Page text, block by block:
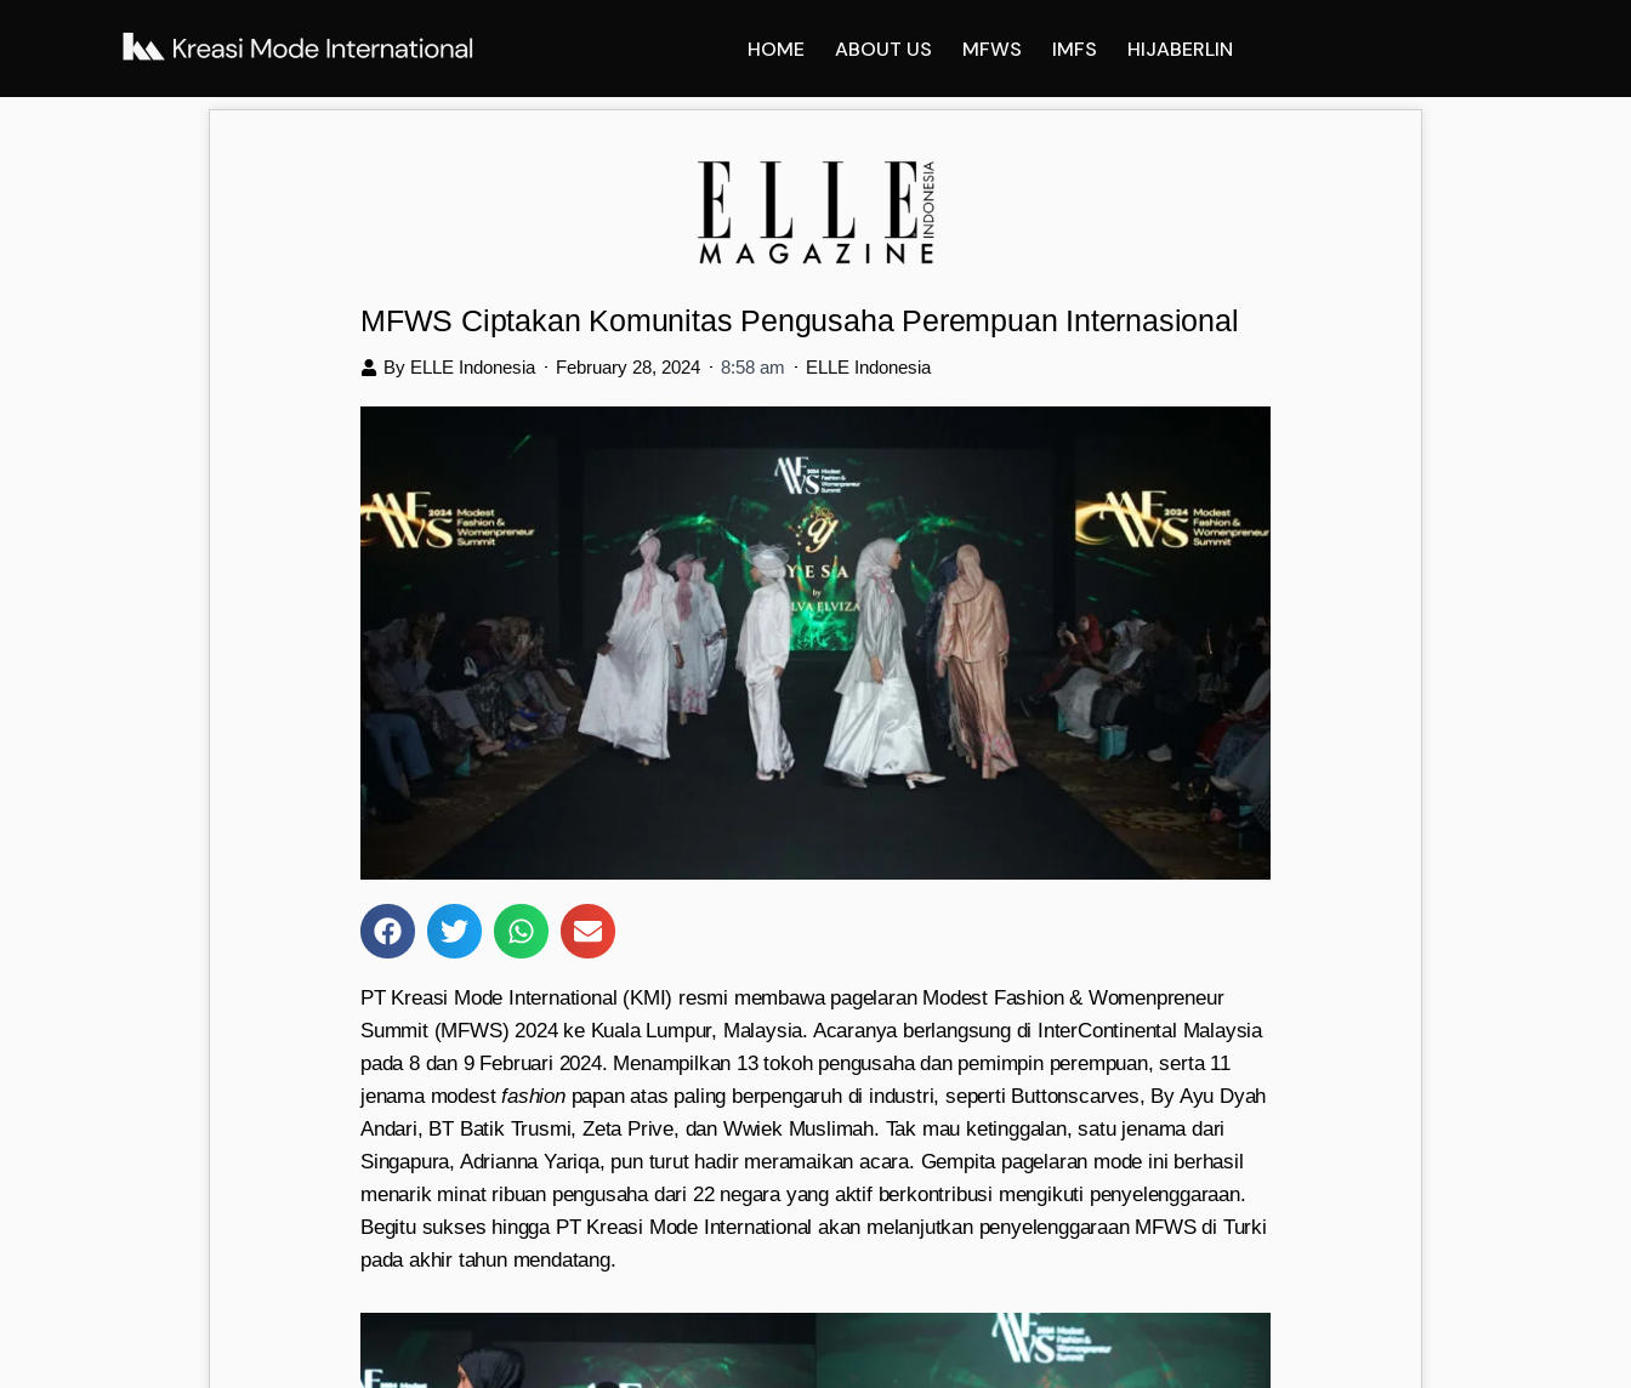
HOME ABOUT US MFWS IMFS HIJABERLIN
MFWS Ciptakan Komunitas Pengusaha Perempuan Internasional
By ELLE Indonesia February 28, 2024 8:58 am ELLE Indonesia
PT Kreasi Mode International (KMI) resmi membawa pagelaran Modest Fashion & Womenpreneur
Summit (MFWS) 2024 ke Kuala Lumpur, Malaysia. Acaranya berlangsung di InterContinental Malaysia
pada 8 dan 9 Februari 2024. Menampilkan 13 tokoh pengusaha dan pemimpin perempuan, serta 11
jenama modestfashionpapan atas paling berpengaruh di industri, seperti Buttonscarves, By Ayu Dyah
Andari, BT Batik Trusmi, Zeta Prive, dan Wwiek Muslimah. Tak mau ketinggalan, satu jenama dari
Singapura, Adrianna Yariqa, pun turut hadir meramaikan acara. Gempita pagelaran mode ini berhasil
menarik minat ribuan pengusaha dari 22 negara yang aktif berkontribusi mengikuti penyelenggaraan.
Begitu sukses hingga PT Kreasi Mode International akan melanjutkan penyelenggaraan MFWS di Turki
pada akhir tahun mendatang.